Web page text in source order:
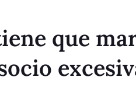
que